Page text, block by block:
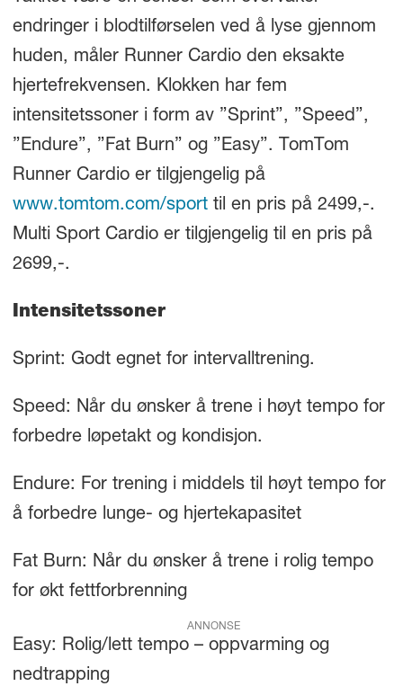
endringer i blodtilførselen ved å lyse gjennom
huden, måler Runner Cardio den eksakte
hjertefrekvensen. Klokken har fem
intensitetssoner i form av ”Sprint”, ”Speed”,
”Endure”, ”Fat Burn” og ”Easy”. TomTom
Runner Cardio er tilgjengelig på
www.tomtom.com/sporttil en pris på 2499,-.
Multi Sport Cardio er tilgjengelig til en pris på
2699,-.
Intensitetssoner
Sprint: Godt egnet for intervalltrening.
Speed: Når du ønsker å trene i høyt tempo for
forbedre løpetakt og kondisjon.
Endure: For trening i middels til høyt tempo for
å forbedre lunge- og hjertekapasitet
Fat Burn: Når du ønsker å trene i rolig tempo
for økt fettforbrenning
ANNONSE
Easy: Rolig/lett tempo – oppvarming og
nedtrapping